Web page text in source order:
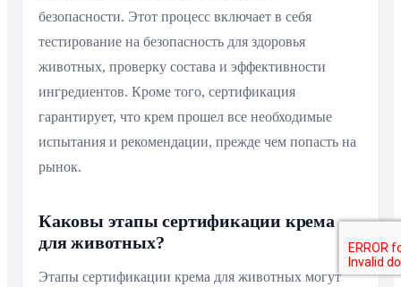
безопасности. Этот процесс включает в себя
тестирование на безопасность для здоровья
животных, проверку состава и эффективности
ингредиентов. Кроме того, сертификация
гарантирует, что крем прошел все необходимые
испытания и рекомендации, прежде чем попасть на
рынок.
Каковы этапы сертификации крема
для животных?
Этапы сертификации крема для животных могут